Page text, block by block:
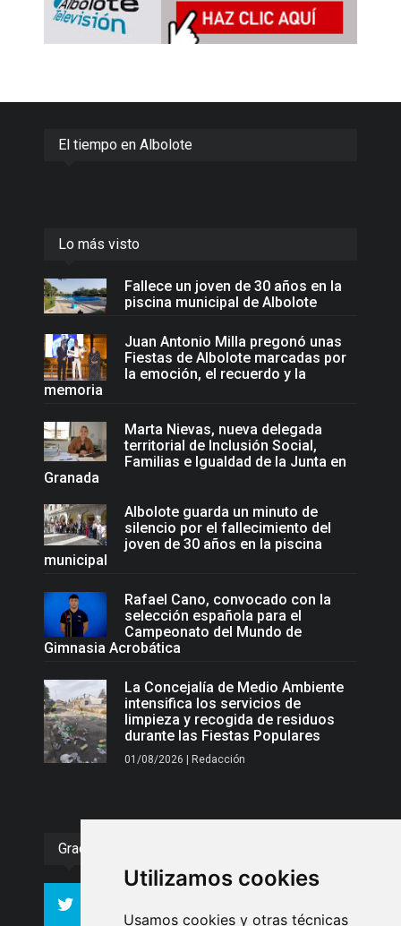
Utilizamos cookies
Usamos cookies y otras técnicas
El tiempo en Albolote
Lo más visto
Fallece un joven de 30 años en la
piscina municipal de Albolote
Juan Antonio Milla pregonó unas
Fiestas de Albolote marcadas por
la emoción, el recuerdo y la
memoria
Marta Nievas, nueva delegada
territorial de Inclusión Social,
Familias e Igualdad de la Junta en
Granada
Albolote guarda un minuto de
silencio por el fallecimiento del
joven de 30 años en la piscina
municipal
Rafael Cano, convocado con la
selección española para el
Campeonato del Mundo de
Gimnasia Acrobática
La Concejalía de Medio Ambiente
intensifica los servicios de
limpieza y recogida de residuos
durante las Fiestas Populares
01/08/2026 | Redacción
Gracias :)
Seguidores
Seguidores